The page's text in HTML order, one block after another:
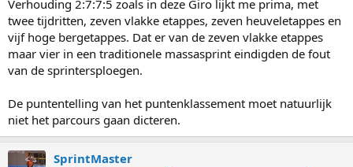
Verhouding 2:7:7:5 zoals in deze Giro lijkt me prima, met
twee tijdritten, zeven vlakke etappes, zeven heuveletappes en
vijf hoge bergetappes. Dat er van de zeven vlakke etappes
maar vier in een traditionele massasprint eindigden de fout
van de sprintersploegen.
De puntentelling van het puntenklassement moet natuurlijk
niet het parcours gaan dicteren.
SprintMaster